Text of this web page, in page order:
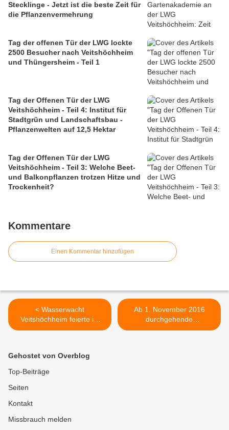
Stecklinge - Jetzt ist die beste Zeit für
die Pflanzenvermehrung
Tag der offenen Tür der LWG lockte
2500 Besucher nach Veitshöchheim
und Thüngersheim - Teil 1
Tag der Offenen Tür der LWG
Veitshöchheim - Teil 4: Institut für
Stadtgrün und Landschaftsbau -
Pflanzenwelten auf 12,5 Hektar
Tag der Offenen Tür der LWG
Veitshöchheim - Teil 3: Welche Beet-
und Balkonpflanzen trotzen Hitze und
Trockenheit?
Kommentare
Einen Kommentar hinzufügen
< Wasserwacht
Veitshöchheim feierte im
50. Jubiläumsjahr 500.
Ab 1. November 2016
durchgehende
Öffnungszeiten in der
Gehostet von Overblog
Top-Beiträge
Seiten
Kontakt
Missbrauch melden